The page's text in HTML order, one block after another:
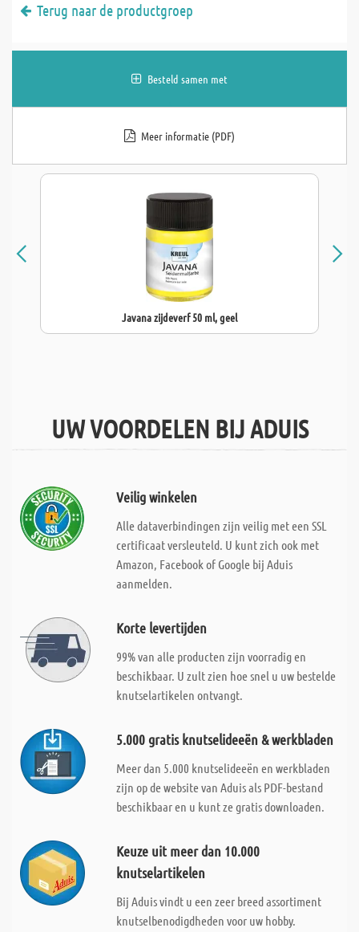
Terug naar de productgroep
Besteld samen met
Meer informatie (PDF)
Javana zijdeverf 50 ml, geel
UW VOORDELEN BIJ ADUIS
Veilig winkelen
Alle dataverbindingen zijn veilig met een SSL
certificaat versleuteld. U kunt zich ook met
Amazon, Facebook of Google bij Aduis
aanmelden.
Korte levertijden
99% van alle producten zijn voorradig en
beschikbaar. U zult zien hoe snel u uw bestelde
knutselartikelen ontvangt.
5.000 gratis knutselideeën & werkbladen
Meer dan 5.000 knutselideeën en werkbladen
zijn op de website van Aduis als PDF-bestand
beschikbaar en u kunt ze gratis downloaden.
Keuze uit meer dan 10.000
knutselartikelen
Bij Aduis vindt u een zeer breed assortiment
knutselbenodigdheden voor uw hobby.